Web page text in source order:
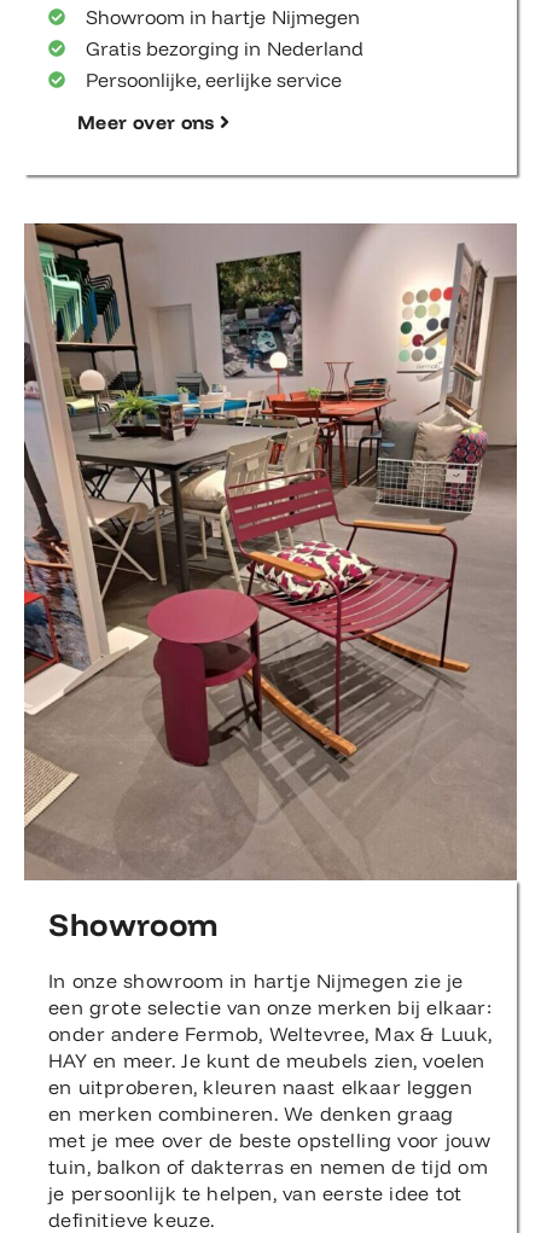
Showroom in hartje Nijmegen
Gratis bezorging in Nederland
Persoonlijke, eerlijke service
Meer over ons
Showroom
In onze showroom in hartje Nijmegen zie je
een grote selectie van onze merken bij elkaar:
onder andere Fermob, Weltevree, Max & Luuk,
HAY en meer. Je kunt de meubels zien, voelen
en uitproberen, kleuren naast elkaar leggen
en merken combineren. We denken graag
met je mee over de beste opstelling voor jouw
tuin, balkon of dakterras en nemen de tijd om
je persoonlijk te helpen, van eerste idee tot
definitieve keuze.